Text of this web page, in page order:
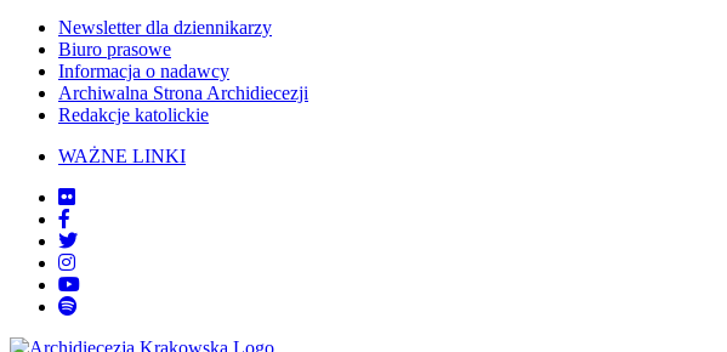
Newsletter dla dziennikarzy
Biuro prasowe
Informacja o nadawcy
Archiwalna Strona Archidiecezji
Redakcje katolickie
WAŻNE LINKI